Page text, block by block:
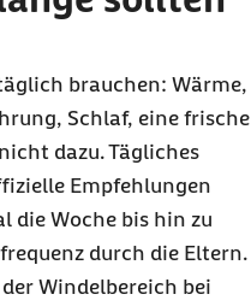
brauchen: Wärme,
Schlaf, eine frische
dazu. Tägliches
Empfehlungen
die Woche bis hin zu
durch die Eltern.
Windelbereich bei